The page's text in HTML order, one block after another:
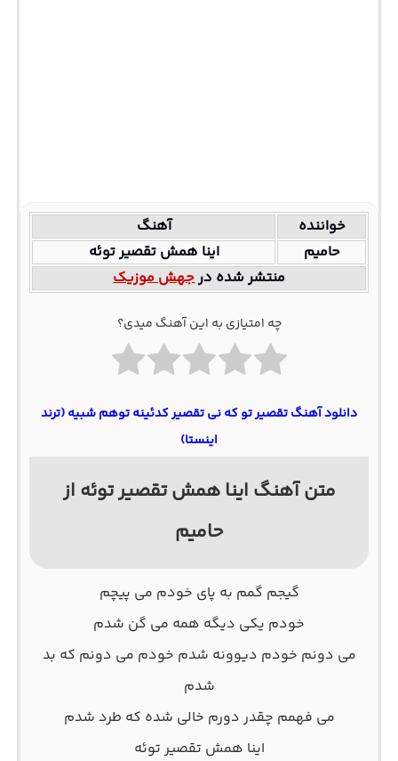
خواننده
آهنگ
حامیم
اﻳﻨﺎ ﻫﻤﺶ ﺗﻘﺼﻴﺮ ﺗﻮﺋﻪ
منتشر شده درجهش موزیک
چه امتیازی به این آهنگ میدی؟
دانلود آهنگ تقصیر تو که نی تقصیر کدئینه توهم شبیه (ترند
اینستا)
متن آهنگ اﻳﻨﺎ ﻫﻤﺶ تقصیر توئه از
حامیم
ﮔﻴﺠﻢ ﮔﻤﻢ ﺑﻪ ﭘﺎی ﺧﻮدم ﻣﻰ ﭘﻴﭽﻢ
ﺧﻮدم ﻳﻜﻰ دﻳﮕﻪ ﻫﻤﻪ ﻣﻰ ﮔﻦ ﺷﺪم
ﻣﻰ دوﻧﻢ ﺧﻮدم دﻳﻮوﻧﻪ ﺷﺪم ﺧﻮدم ﻣﻰ دوﻧﻢ ﻛﻪ ﺑﺪ
ﺷﺪم
ﻣﻰ ﻓﻬﻤﻢ ﭼﻘﺪر دورم ﺧﺎﻟﻰ ﺷﺪه ﻛﻪ ﻃﺮد ﺷﺪم
اﻳﻨﺎ ﻫﻤﺶ ﺗﻘﺼﻴﺮ ﺗﻮﺋﻪ